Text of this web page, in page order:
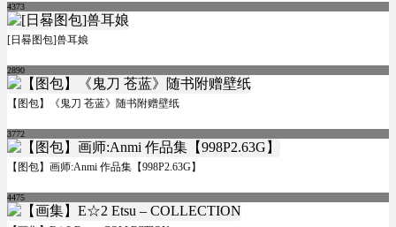
4373
[日晷图包]兽耳娘
2890
【图包】《鬼刀 苍蓝》随书附赠壁纸
3772
【图包】画师:Anmi 作品集【998P2.63G】
4475